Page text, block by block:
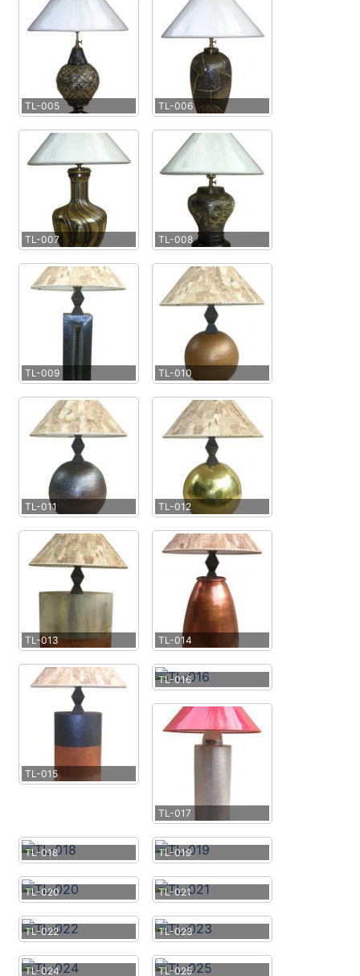
TL-005 TL-006
TL-007 TL-008
TL-009 TL-010
TL-011 TL-012
TL-013 TL-014
TL-015
TL-016
TL-017
TL-018 TL-019
TL-020 TL-021
TL-022 TL-023
TL-024 TL-025